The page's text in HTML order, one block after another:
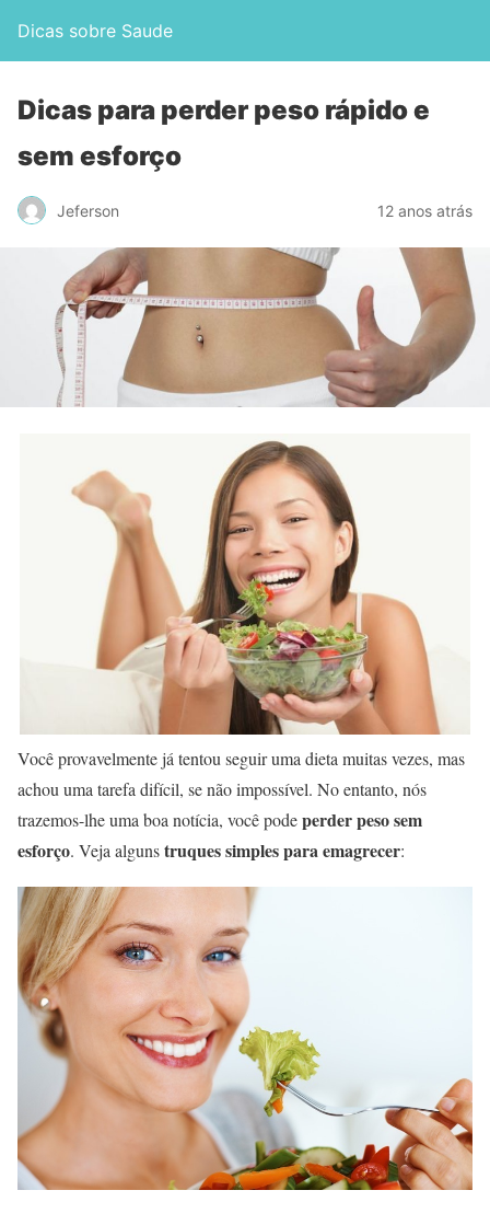
Dicas sobre Saude
Dicas para perder peso rápido e
sem esforço
Jeferson 12 anos atrás
Você provavelmente já tentou seguir uma dieta muitas vezes, mas
achou uma tarefa difícil, se não impossível. No entanto, nós
trazemos-lhe uma boa notícia, você podeperder peso sem
esforço. Veja algunstruques simples para emagrecer: